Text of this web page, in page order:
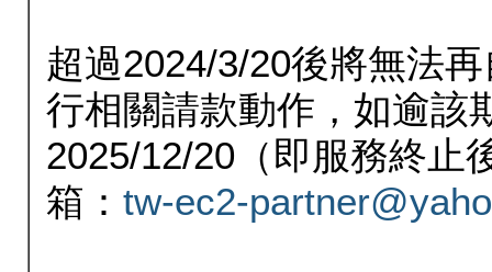
超過2024/3/20後將無法
行相關請款動作，如逾該
2025/12/20（即服務終止
箱： tw-ec2-